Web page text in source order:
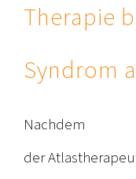
Therapie
Syndrom
Nachdem
der